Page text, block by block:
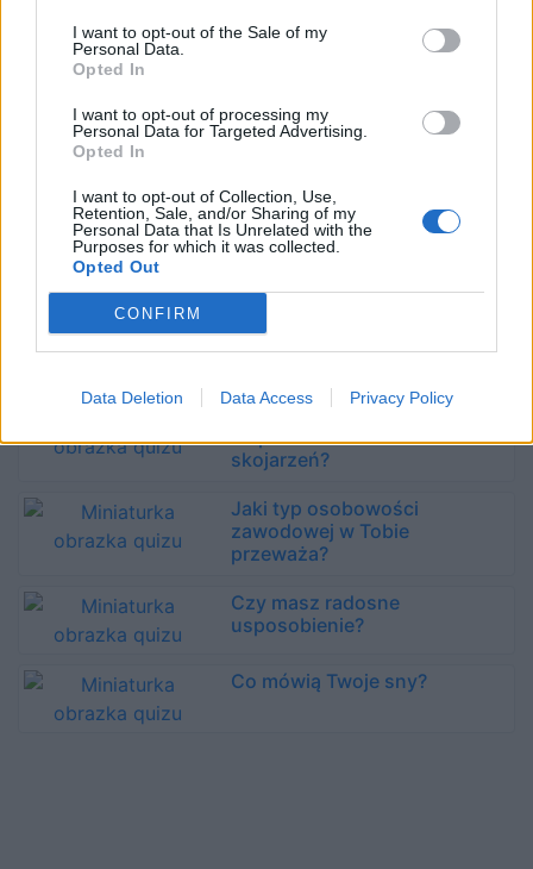
I want to opt-out of the Sale of my
Personal Data.
Opted In
I want to opt-out of processing my
Personal Data for Targeted Advertising.
Opted In
I want to opt-out of Collection, Use,
Retention, Sale, and/or Sharing of my
Personal Data that Is Unrelated with the
Purposes for which it was collected.
Opted Out
CONFIRM
Data Deletion Data Access Privacy Policy
obrazki? Te wybory powiedzą
wiele o Tobie!
Na jaki wiek wskazuje Twoje
Ten test skrajności ujawni
Twoją dominującą cechę!
Czy odgadniemy, jaki jesteś,
na podstawie Twoich
skojarzeń?
Jaki typ osobowości
zawodowej w Tobie
przeważa?
Czy masz radosne
usposobienie?
Co mówią Twoje sny?